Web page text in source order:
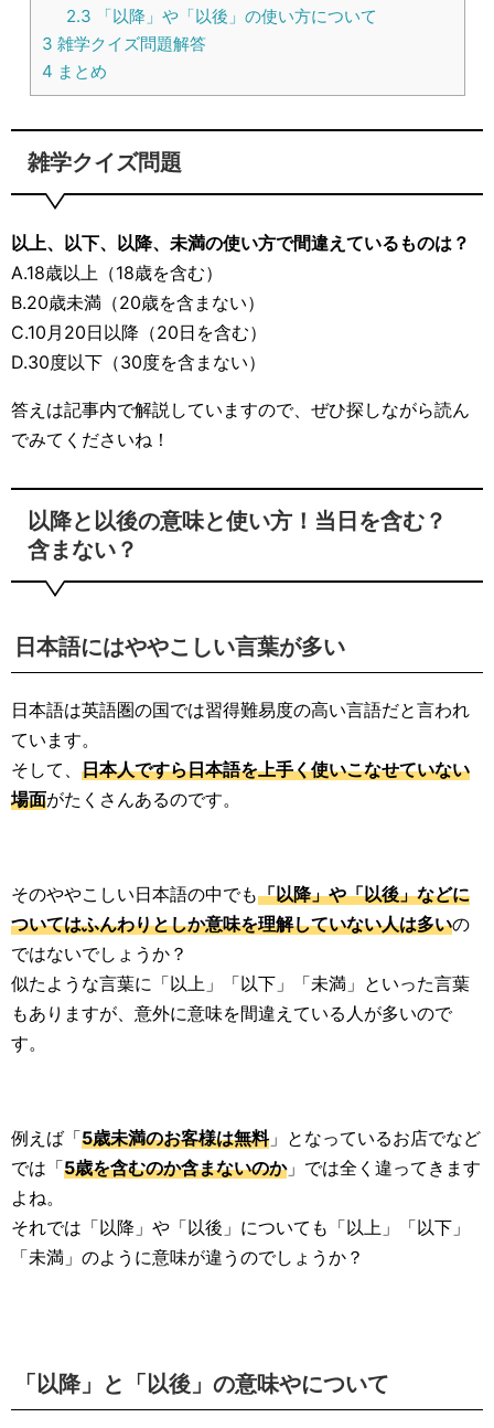
2.3 「以降」や「以後」の使い方について
3 雑学クイズ問題解答
4 まとめ
雑学クイズ問題
以上、以下、以降、未満の使い方で間違えているものは？
A.18歳以上（18歳を含む）
B.20歳未満（20歳を含まない）
C.10月20日以降（20日を含む）
D.30度以下（30度を含まない）
答えは記事内で解説していますので、ぜひ探しながら読ん
でみてくださいね！
以降と以後の意味と使い方！当日を含む？
含まない？
日本語にはややこしい言葉が多い
日本語は英語圏の国では習得難易度の高い言語だと言われ
ています。
そして、 日本人ですら日本語を上手く使いこなせていない
場面がたくさんあるのです。
そのややこしい日本語の中でも「以降」や「以後」などに
ついてはふんわりとしか意味を理解していない人は多いの
ではないでしょうか？
似たような言葉に「以上」「以下」「未満」といった言葉
もありますが、意外に意味を間違えている人が多いので
す。
例えば「5歳未満のお客様は無料」となっているお店でなど
では「5歳を含むのか含まないのか」では全く違ってきます
よね。
それでは「以降」や「以後」についても「以上」「以下」
「未満」のように意味が違うのでしょうか？
「以降」と「以後」の意味やについて